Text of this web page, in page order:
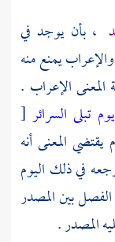
، بأن يوجد في
يمنع منه
الإعراب .
تبلى السرائر [
يقتضي المعنى أنه
في ذلك اليوم
بين المصدر
المصدر .